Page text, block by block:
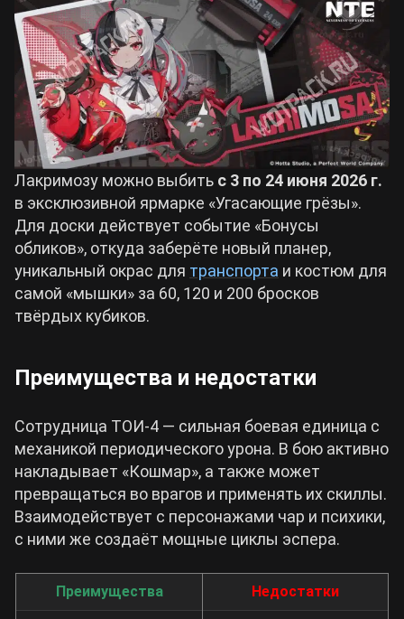
Лакримозу можно выбить с 3 по 24 июня 2026 г.
в эксклюзивной ярмарке «Угасающие грёзы».
Для доски действует событие «Бонусы
обликов», откуда заберёте новый планер,
уникальный окрас для транспорта и костюм для
самой «мышки» за 60, 120 и 200 бросков
твёрдых кубиков.
Преимущества и недостатки
Сотрудница ТОИ-4 — сильная боевая единица с
механикой периодического урона. В бою активно
накладывает «Кошмар», а также может
превращаться во врагов и применять их скиллы.
Взаимодействует с персонажами чар и психики,
с ними же создаёт мощные циклы эспера.
Преимущества Недостатки